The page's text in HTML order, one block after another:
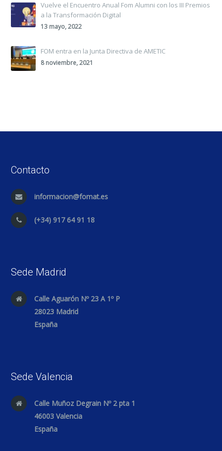
Vuelve el Encuentro Anual Fom Alumni con los III Premios
a la Transformación Digital
13 mayo, 2022
FOM entra en la Junta Directiva de AMETIC
8 noviembre, 2021
Contacto
informacion@fomat.es
(+34) 917 64 91 18
Sede Madrid
Calle Aguarón Nº 23 A 1º P
28023 Madrid
España
Sede Valencia
Calle Muñoz Degrain Nº 2 pta 1
46003 Valencia
España